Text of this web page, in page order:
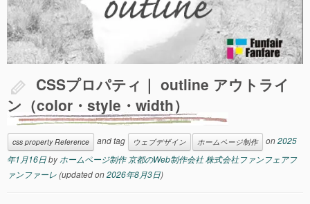
CSSプロパティ｜ outline アウトライ
ン（color・style・width）
css property Reference and tag ウェブデザイン ホームページ制作 on2025
年1月16日byホームページ制作 京都のWeb制作会社 株式会社ファンフェアフ
ァンファーレ(updated on2026年8月3日)